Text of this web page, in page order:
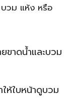
วม แห้ง หรือ
ขาดน้ำและบวม
ห้ใบหน้าดูบวม